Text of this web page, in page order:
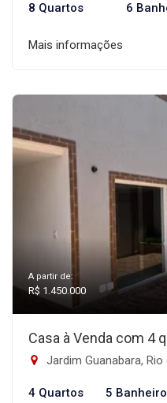
8 Quartos 6
Mais informações
A partir de:
R$ 1.450.000
Casa à Venda com 4
Jardim Guanabara,
4 Quartos 5